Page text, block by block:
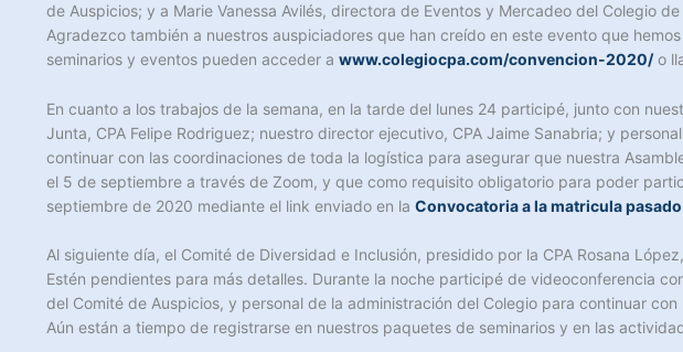
de Auspicios; y a Marie Vanessa Avilés, directora de Eventos y Mercadeo del Colegio
Agradezco también a nuestros auspiciadores que han creído en este evento que
seminarios y eventos pueden acceder a www.colegiocpa.com/convencion-2020/ o
En cuanto a los trabajos de la semana, en la tarde del lunes 24 participé, junto con
Junta, CPA Felipe Rodriguez; nuestro director ejecutivo, CPA Jaime Sanabria; y
continuar con las coordinaciones de toda la logística para asegurar que nuestra
el 5 de septiembre a través de Zoom, y que como requisito obligatorio para poder
septiembre de 2020 mediante el link enviado en la Convocatoria a la matricula
Al siguiente día, el Comité de Diversidad e Inclusión, presidido por la CPA Rosana
Estén pendientes para más detalles. Durante la noche participé de videoconferencia
del Comité de Auspicios, y personal de la administración del Colegio para continuar
Aún están a tiempo de registrarse en nuestros paquetes de seminarios y en las